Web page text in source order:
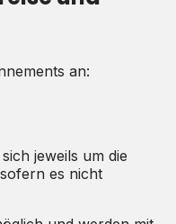
an:
jeweils um die
es nicht